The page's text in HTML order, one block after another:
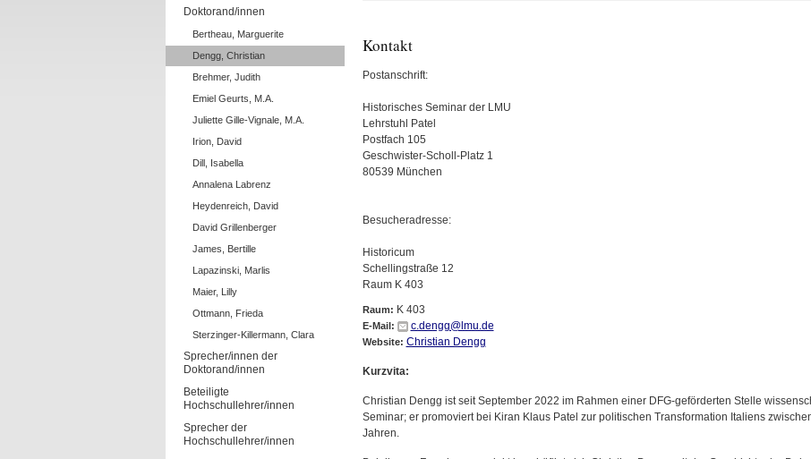
Doktorand/innen
Bertheau, Marguerite
Dengg, Christian
Brehmer, Judith
Emiel Geurts, M.A.
Juliette Gille-Vignale, M.A.
Irion, David
Dill, Isabella
Annalena Labrenz
Heydenreich, David
David Grillenberger
James, Bertille
Lapazinski, Marlis
Maier, Lilly
Ottmann, Frieda
Sterzinger-Killermann, Clara
Sprecher/innen der
Doktorand/innen
Beteiligte
Hochschullehrer/innen
Sprecher der
Hochschullehrer/innen
Kontakt
Postanschrift:
Historisches Seminar der LMU
Lehrstuhl Patel
Postfach 105
Geschwister-Scholl-Platz 1
80539 München
Besucheradresse:
Historicum
Schellingstraße 12
Raum K 403
Raum: K 403
E-Mail: c.dengg@lmu.de
Website: Christian Dengg
Kurzvita:
Christian Dengg ist seit September 2022 im Rahmen einer DFG-geförderten Stelle
Seminar; er promoviert bei Kiran Klaus Patel zur politischen Transformation Italiens
Jahren.